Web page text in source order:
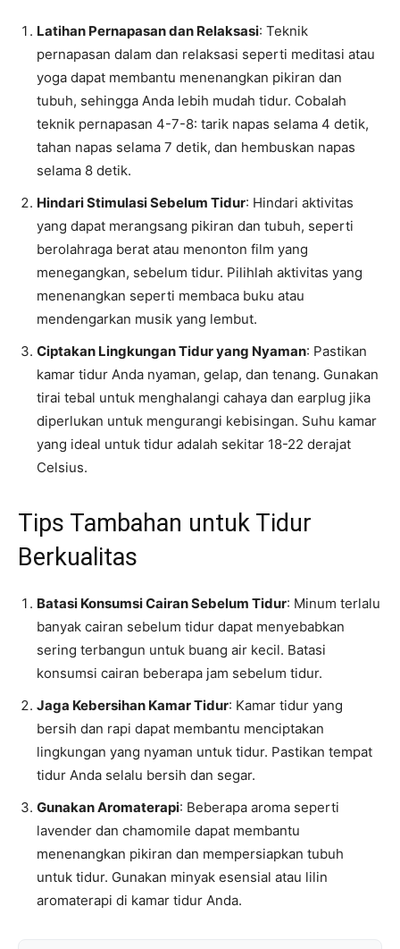
Latihan Pernapasan dan Relaksasi: Teknik
pernapasan dalam dan relaksasi seperti meditasi atau
yoga dapat membantu menenangkan pikiran dan
tubuh, sehingga Anda lebih mudah tidur. Cobalah
teknik pernapasan 4-7-8: tarik napas selama 4 detik,
tahan napas selama 7 detik, dan hembuskan napas
selama 8 detik.
Hindari Stimulasi Sebelum Tidur: Hindari aktivitas
yang dapat merangsang pikiran dan tubuh, seperti
berolahraga berat atau menonton film yang
menegangkan, sebelum tidur. Pilihlah aktivitas yang
menenangkan seperti membaca buku atau
mendengarkan musik yang lembut.
Ciptakan Lingkungan Tidur yang Nyaman: Pastikan
kamar tidur Anda nyaman, gelap, dan tenang. Gunakan
tirai tebal untuk menghalangi cahaya dan earplug jika
diperlukan untuk mengurangi kebisingan. Suhu kamar
yang ideal untuk tidur adalah sekitar 18-22 derajat
Celsius.
Tips Tambahan untuk Tidur
Berkualitas
Batasi Konsumsi Cairan Sebelum Tidur: Minum terlalu
banyak cairan sebelum tidur dapat menyebabkan
sering terbangun untuk buang air kecil. Batasi
konsumsi cairan beberapa jam sebelum tidur.
Jaga Kebersihan Kamar Tidur: Kamar tidur yang
bersih dan rapi dapat membantu menciptakan
lingkungan yang nyaman untuk tidur. Pastikan tempat
tidur Anda selalu bersih dan segar.
Gunakan Aromaterapi: Beberapa aroma seperti
lavender dan chamomile dapat membantu
menenangkan pikiran dan mempersiapkan tubuh
untuk tidur. Gunakan minyak esensial atau lilin
aromaterapi di kamar tidur Anda.